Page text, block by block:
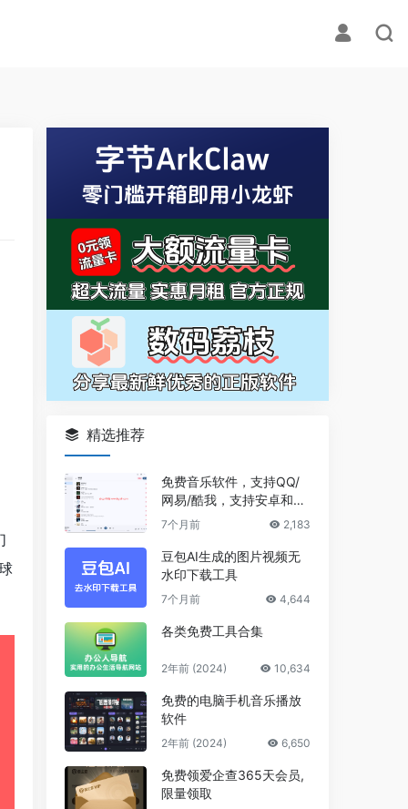
精选推荐
免费音乐软件，支持QQ/
网易/酷我，支持安卓和Wi
ndows平台
7个月前 2,183
豆包AI生成的图片视频无
水印下载工具
7个月前 4,644
各类免费工具合集
2年前 (2024) 10,634
免费的电脑手机音乐播放
软件
2年前 (2024) 6,650
免费领爱企查365天会员,
限量领取